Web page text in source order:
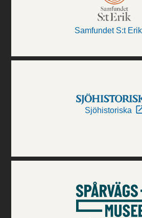
Samfundet S:t Erik
Sjöhistoriska